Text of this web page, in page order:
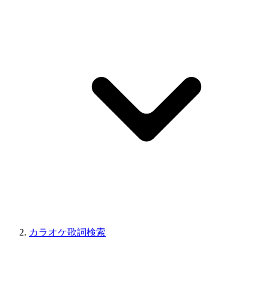
カラオケ歌詞検索